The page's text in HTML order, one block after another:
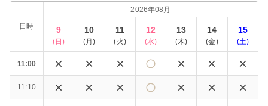
日時
2026年08月
9
(日)
10
(月)
11
(火)
12
(水)
13
(木)
14
(金)
15
(土)
11:00
11:10